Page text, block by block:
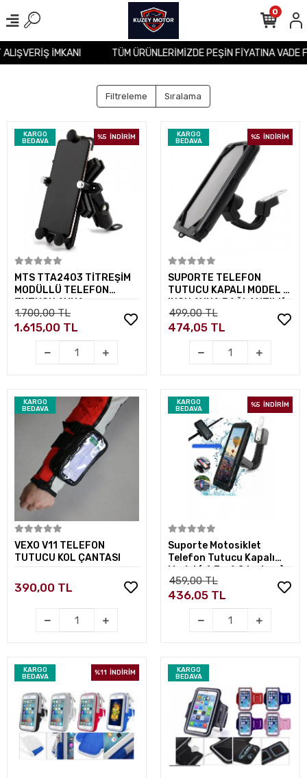
İMKANI TÜM ÜRÜNLERİMİZDE PEŞİN FİYATINA
0
Filtreleme Sıralama
KARGO
BEDAVA
%5 İNDİRİM
Sepete Ekle
MTS TTA2403 TİTREŞİM
MODÜLLÜ TELEFON
TUTUCU AYNA
BAĞLANTILI
1.700,00 TL
1.615,00 TL
KARGO
BEDAVA
%5 İNDİRİM
Sepete Ekle
SUPORTE TELEFON
TUTUCU KAPALI MODEL 7
INCH AYNA BAĞLANTILI(
XL BÜYÜK BOY )
499,00 TL
474,05 TL
KARGO
BEDAVA
Sepete Ekle
VEXO V11 TELEFON
TUTUCU KOL ÇANTASI
390,00 TL
KARGO
BEDAVA
%5 İNDİRİM
Sepete Ekle
Suporte Motosiklet
Telefon Tutucu Kapalı
Model ( 4,7 - 6,8 inches )
AYNA BAGLANTILI
459,00 TL
436,05 TL
KARGO
BEDAVA
%11 İNDİRİM
KARGO
BEDAVA